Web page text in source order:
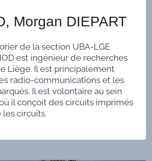
Morgan DIEPART
de la section UBA-LGE
est ingénieur de recherches
Liège. Il est principalement
radio-communications et les
Il est volontaire au sein
il conçoit des circuits imprimés
circuits.